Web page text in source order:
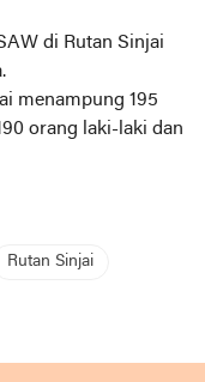
di Rutan Sinjai
menampung 195
orang laki-laki dan
Rutan Sinjai